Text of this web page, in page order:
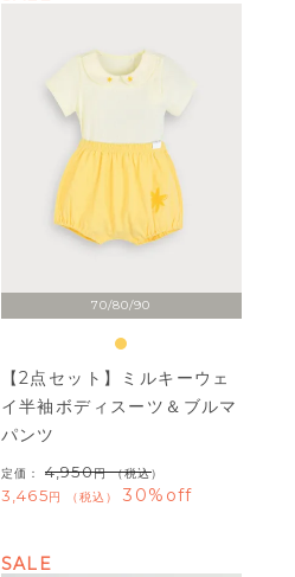
70/80/90
【2点セット】ミルキーウェ
イ半袖ボディスーツ＆ブルマ
パンツ
定価： 4,950 （税込）
3,465 税込 30%off
SALE